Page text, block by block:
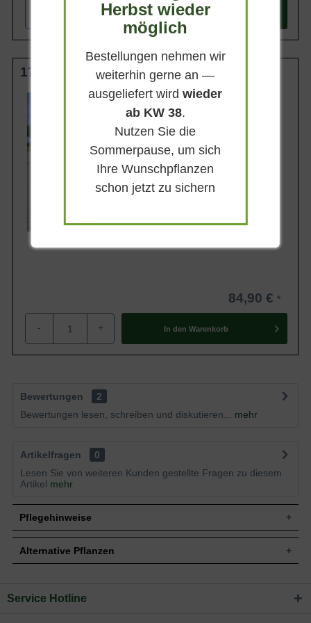
In den Warenkorb
175-200 cm C12
Wuchsendhöhe
bis zu 3 m
Belaubung
Sommergrün
Blatt- / Nadelfarbe
Grün
Standort
Sonnig-halbschattig
84,90 €
- + In den Warenkorb
Bewertungen
2
Bewertungen lesen, schreiben und diskutieren...
mehr
Artikelfragen
0
Lesen Sie von weiteren Kunden gestellte Fragen zu diesem
Artikel mehr
Pflegehinweise
Pflanz- und Pflegetipps Actinidia arguta 'Weiki ®' /
Alternative Pflanzen
Sie suchen eine Alternative?
Herbst wieder
möglich
Bestellungen nehmen wir
weiterhin gerne an —
ausgeliefert wirdwieder
ab KW 38.
Nutzen Sie die
Sommerpause, um sich
Ihre Wunschpflanzen
schon jetzt zu sichern
Service Hotline